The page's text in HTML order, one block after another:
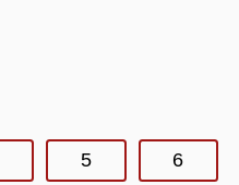
5 6